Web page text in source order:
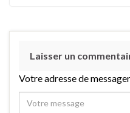
Laisser un
Votre adresse de